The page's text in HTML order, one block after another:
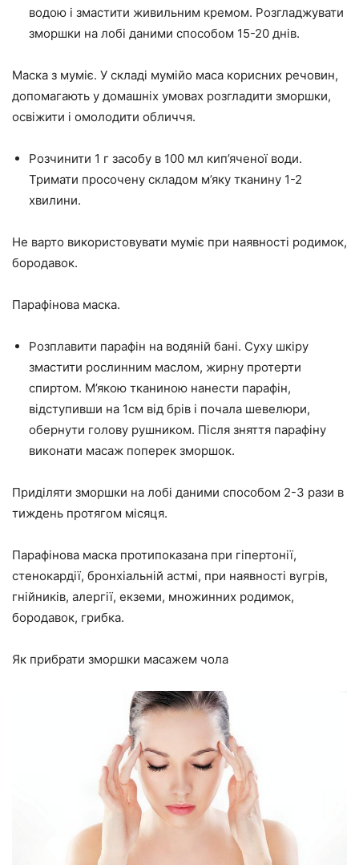
водою і змастити живильним кремом. Розгладжувати
зморшки на лобі даними способом 15-20 днів.
Маска з муміє. У складі мумійо маса корисних речовин,
допомагають у домашніх умовах розгладити зморшки,
освіжити і омолодити обличчя.
Розчинити 1 г засобу в 100 мл кип’яченої води.
Тримати просочену складом м’яку тканину 1-2
хвилини.
Не варто використовувати муміє при наявності родимок,
бородавок.
Парафінова маска.
Розплавити парафін на водяній бані. Суху шкіру
змастити рослинним маслом, жирну протерти
спиртом. М’якою тканиною нанести парафін,
відступивши на 1см від брів і почала шевелюри,
обернути голову рушником. Після зняття парафіну
виконати масаж поперек зморшок.
Приділяти зморшки на лобі даними способом 2-3 рази в
тиждень протягом місяця.
Парафінова маска протипоказана при гіпертонії,
стенокардії, бронхіальній астмі, при наявності вугрів,
гнійників, алергії, екземи, множинних родимок,
бородавок, грибка.
Як прибрати зморшки масажем чола